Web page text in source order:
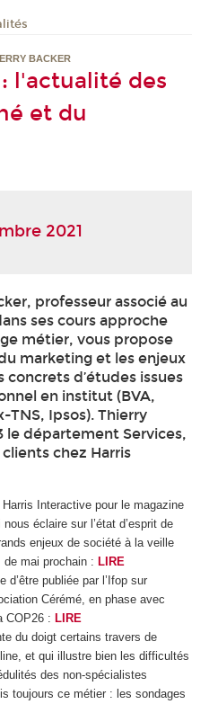
BACKER
l'actualité des
et du
2021
professeur associé au
ses cours approche
métier, vous propose
marketing et les enjeux
concrets d’études issues
en institut (BVA,
TNS, Ipsos). Thierry
le département Services,
chez Harris
Interactive pour le magazine
éclaire sur l’état d’esprit de
enjeux de société à la veille
mai prochain : LIRE
publiée par l’Ifop sur
Cérémé, en phase avec
COP26 : LIRE
du doigt certains travers de
et qui illustre bien les difficultés
des non-spécialistes
toujours ce métier : les sondages